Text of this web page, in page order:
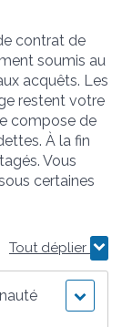
contrat de
soumis au
acquêts. Les
restent votre
compose de
À la fin
Vous
sous certaines
Tout déplier